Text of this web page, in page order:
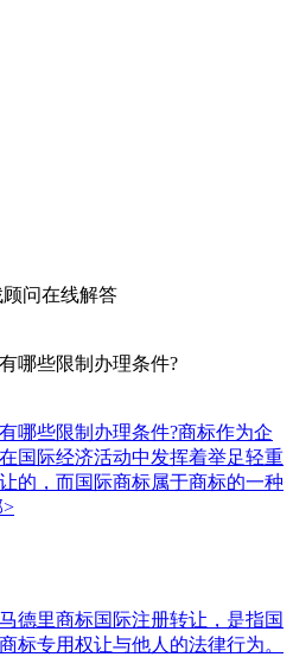
问在线解答
哪些限制办理条件?
哪些限制办理条件?商标作为企
国际经济活动中发挥着举足轻重
的，而国际商标属于商标的一种
>
德里商标国际注册转让，是指国
标专用权让与他人的法律行为。